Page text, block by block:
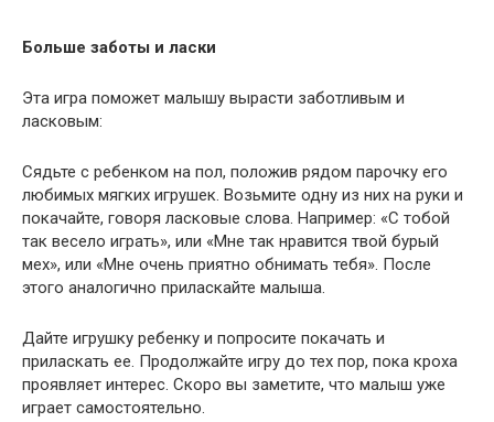
Больше заботы и ласки
Эта игра поможет малышу вырасти заботливым и
ласковым:
Сядьте с ребенком на пол, положив рядом парочку его
любимых мягких игрушек. Возьмите одну из них на руки и
покачайте, говоря ласковые слова. Например: «С тобой
так весело играть», или «Мне так нравится твой бурый
мех», или «Мне очень приятно обнимать тебя». После
этого аналогично приласкайте малыша.
Дайте игрушку ребенку и попросите покачать и
приласкать ее. Продолжайте игру до тех пор, пока кроха
проявляет интерес. Скоро вы заметите, что малыш уже
играет самостоятельно.